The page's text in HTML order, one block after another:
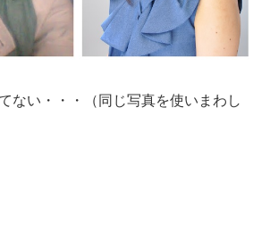
ない・・・（同じ写真を使いまわし